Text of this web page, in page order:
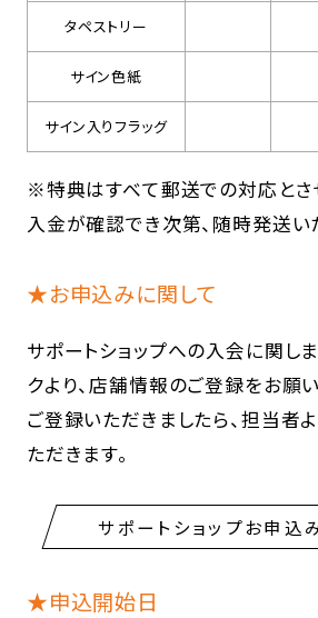
タペストリー
サイン色紙
サイン入りフラッグ
※特典はすべて郵送での対応とさ
入金が確認でき次第、随時発送い
★お申込みに関して
サポートショップへの入会に関し
クより、店舗情報のご登録をお願い
ご登録いただきましたら、担当者
ただきます。
サポートショップお申込
★申込開始日